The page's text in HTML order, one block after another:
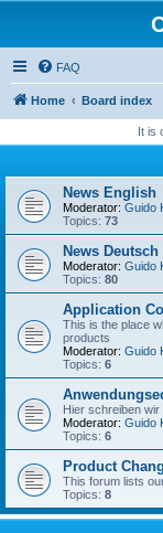
FAQ
Home Board index
It is
News English
Moderator: Guido
Topics: 73
News Deutsch
Moderator: Guido
Topics: 80
Application
This is the place
products
Moderator: Guido
Topics: 6
Hier schreiben
Moderator: Guido
Topics: 6
Product
This forum lists
Topics: 8